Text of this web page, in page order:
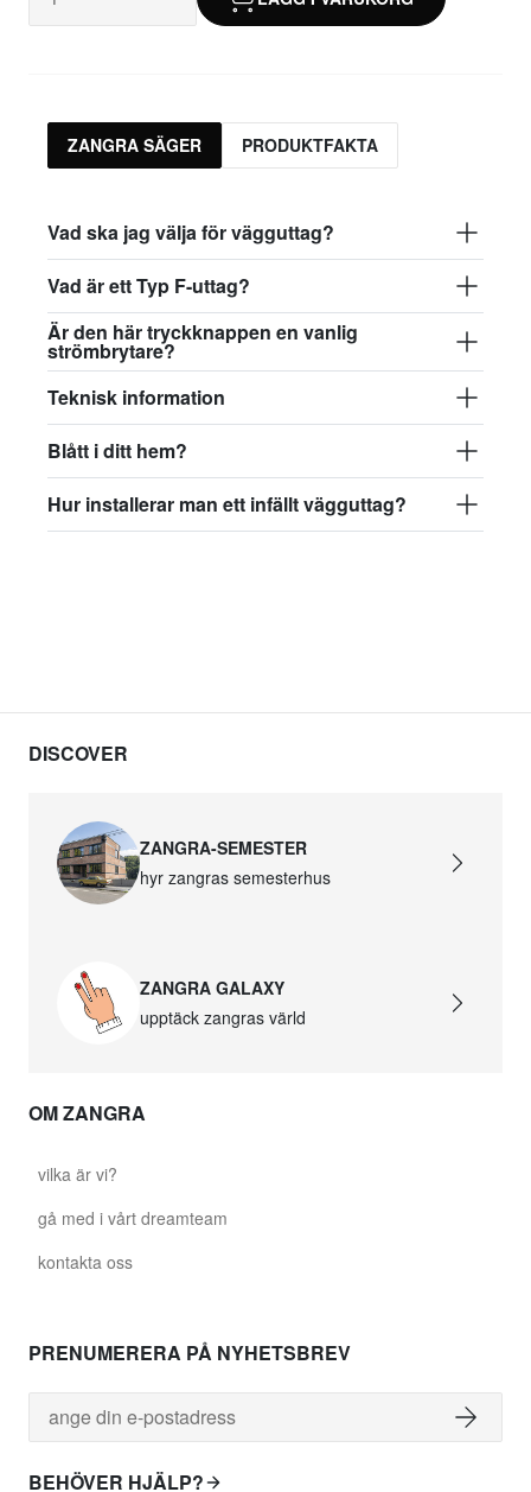
ZANGRA SÄGER PRODUKTFAKTA
Vad ska jag välja för vägguttag?
Vad är ett Typ F-uttag?
Är den här tryckknappen en vanlig
strömbrytare?
Teknisk information
Blått i ditt hem?
Hur installerar man ett infällt vägguttag?
DISCOVER
ZANGRA-SEMESTER
hyr zangras semesterhus
ZANGRA GALAXY
upptäck zangras värld
OM ZANGRA
vilka är vi?
gå med i vårt dreamteam
kontakta oss
PRENUMERERA PÅ NYHETSBREV
BEHÖVER HJÄLP?